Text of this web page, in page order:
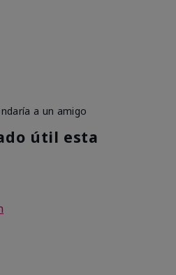
a un amigo
útil esta